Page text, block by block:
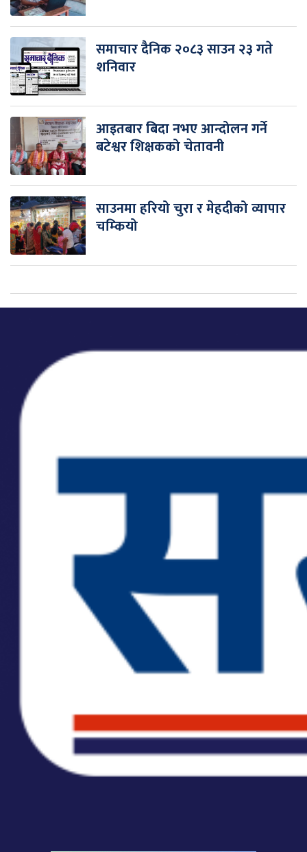
समाचार दैनिक २०८३ साउन २३ गते
शनिवार
आइतबार बिदा नभए आन्दोलन गर्ने
बटेश्वर शिक्षकको चेतावनी
साउनमा हरियो चुरा र मेहदीको व्यापार
चम्कियो